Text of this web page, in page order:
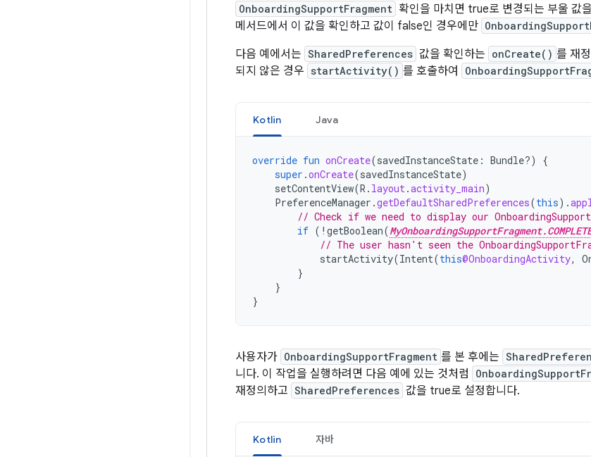
OnboardingSupportFragment 확인을 마치면 true로 변경되는 부울 값
메서드에서 이 값을 확인하고 값이 false인 경우에만
다음 예에서는 SharedPreferences 값을 확인하는 onCreate() 를 재
되지 않은 경우 startActivity() 를 호출하여
Kotlin Java
override fun onCreate(savedInstanceState : Bundle?)
{
super .onCreate(savedInstanceState)
setContentView(R . layout.activity_main)
PreferenceManager .getDefaultSharedPreferences(this).
// Check if we need to display our
if ( ! getBoolean(
// The user hasn't seen the
startActivity(Intent(this@OnboardingActivity,
}
}
}
사용자가 OnboardingSupportFragment 를 본 후에는
니다. 이 작업을 실행하려면 다음 예에 있는 것처럼
재정의하고 SharedPreferences 값을 true로 설정합니다.
Kotlin 자바